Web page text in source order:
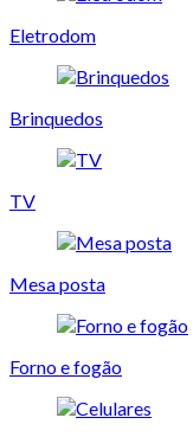
Eletrodom
Brinquedos
TV
Mesa posta
Forno e fogão